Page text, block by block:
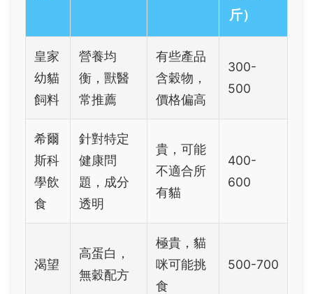
斤）
皇家
幼貓
飼料
營養均
衡，獸醫
常推薦
有些產品
含穀物，
價格偏高
300-
500
希爾
斯科
學飲
食
針對特定
健康問
題，成分
透明
貴，可能
不適合所
有貓
400-
600
渴望
高蛋白，
無穀配方
極貴，貓
咪可能挑
食
500-700